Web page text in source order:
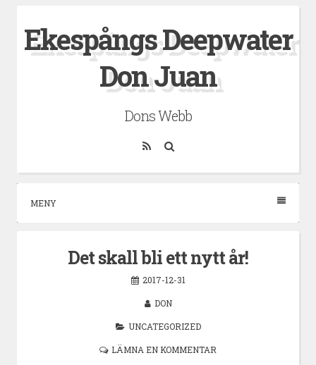
till
innehåll
Ekespångs Deepwater
Don Juan
Dons Webb
RSS
MENY
Det skall bli ett nytt år!
2017-12-31
DON
UNCATEGORIZED
LÄMNA EN KOMMENTAR